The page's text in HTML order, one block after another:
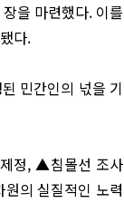
을 마련했다. 이를
다.
민간인의 넋을 기
정, ▲침몰선 조사
의 실질적인 노력